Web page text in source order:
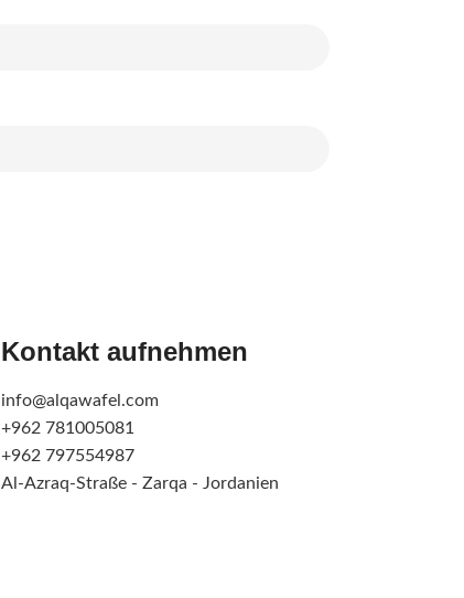
Kontakt aufnehmen
info@alqawafel.com
+962 781005081
+962 797554987
Al-Azraq-Straße - Zarqa - Jordanien